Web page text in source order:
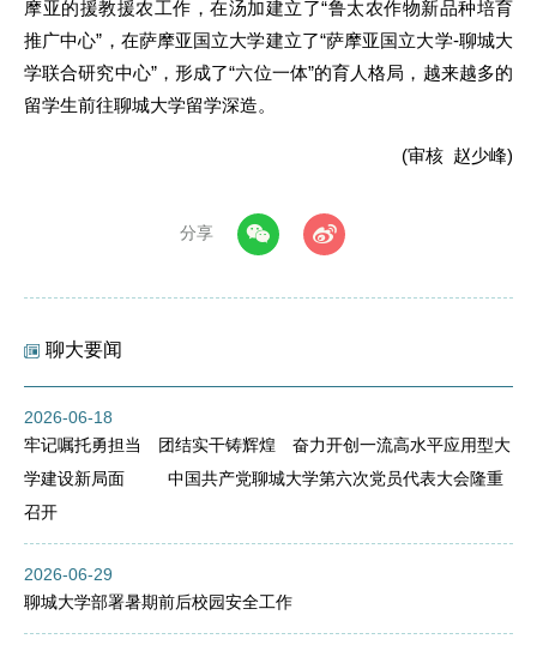
摩亚的援教援农工作，在汤加建立了“鲁太农作物新品种培育
推广中心”，在萨摩亚国立大学建立了“萨摩亚国立大学-聊城大
学联合研究中心”，形成了“六位一体”的育人格局，越来越多的
留学生前往聊城大学留学深造。
(审核 赵少峰)
分享
聊大要闻
2026-06-18
牢记嘱托勇担当 团结实干铸辉煌 奋力开创一流高水平应用型大
学建设新局面 中国共产党聊城大学第六次党员代表大会隆重
召开
2026-06-29
聊城大学部署暑期前后校园安全工作